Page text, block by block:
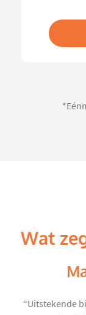
Wat
“Uitstekende